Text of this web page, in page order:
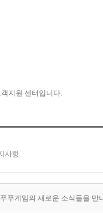
푸푸게임의 새로운 소식들을 만